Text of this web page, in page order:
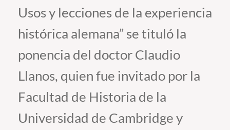
Formación Continua
Estudiantes
Académicos
Funcionarios
Alumni
Usos y lecciones de la experiencia
histórica alemana” se tituló la
ponencia del doctor Claudio
Llanos, quien fue invitado por la
Facultad de Historia de la
Universidad de Cambridge y